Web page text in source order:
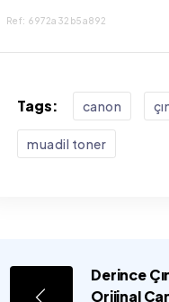
Ref: 6972a32b5a892
Tags: canon
muadil toner
Derince
Orijinal